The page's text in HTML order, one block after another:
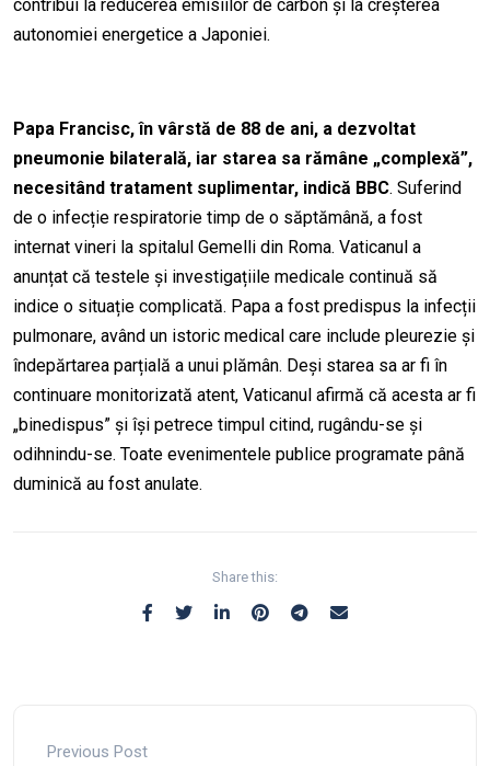
contribui la reducerea emisiilor de carbon și la creșterea
autonomiei energetice a Japoniei.
Papa Francisc, în vârstă de 88 de ani, a dezvoltat
pneumonie bilaterală, iar starea sa rămâne „complexă”,
necesitând tratament suplimentar, indică BBC. Suferind
de o infecție respiratorie timp de o săptămână, a fost
internat vineri la spitalul Gemelli din Roma. Vaticanul a
anunțat că testele și investigațiile medicale continuă să
indice o situație complicată. Papa a fost predispus la infecții
pulmonare, având un istoric medical care include pleurezie și
îndepărtarea parțială a unui plămân. Deși starea sa ar fi în
continuare monitorizată atent, Vaticanul afirmă că acesta ar fi
„binedispus” și își petrece timpul citind, rugându-se și
odihnindu-se. Toate evenimentele publice programate până
duminică au fost anulate.
Share this:
Previous Post